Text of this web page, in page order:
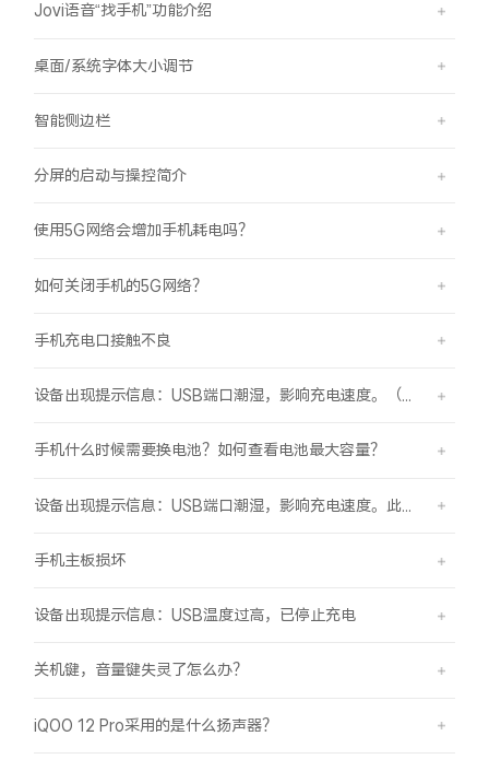
Jovi语音“找手机”功能介绍
桌面/系统字体大小调节
智能侧边栏
分屏的启动与操控简介
使用5G网络会增加手机耗电吗？
如何关闭手机的5G网络？
手机充电口接触不良
手机什么时候需要换电池？如何查看电池最大容量？
手机主板损坏
设备出现提示信息：USB温度过高，已停止充电
关机键，音量键失灵了怎么办？
iQOO 12 Pro采用的是什么扬声器？